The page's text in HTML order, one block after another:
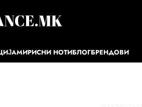
МИРИСНИ НОТИБЛОГБРЕНДОВИ